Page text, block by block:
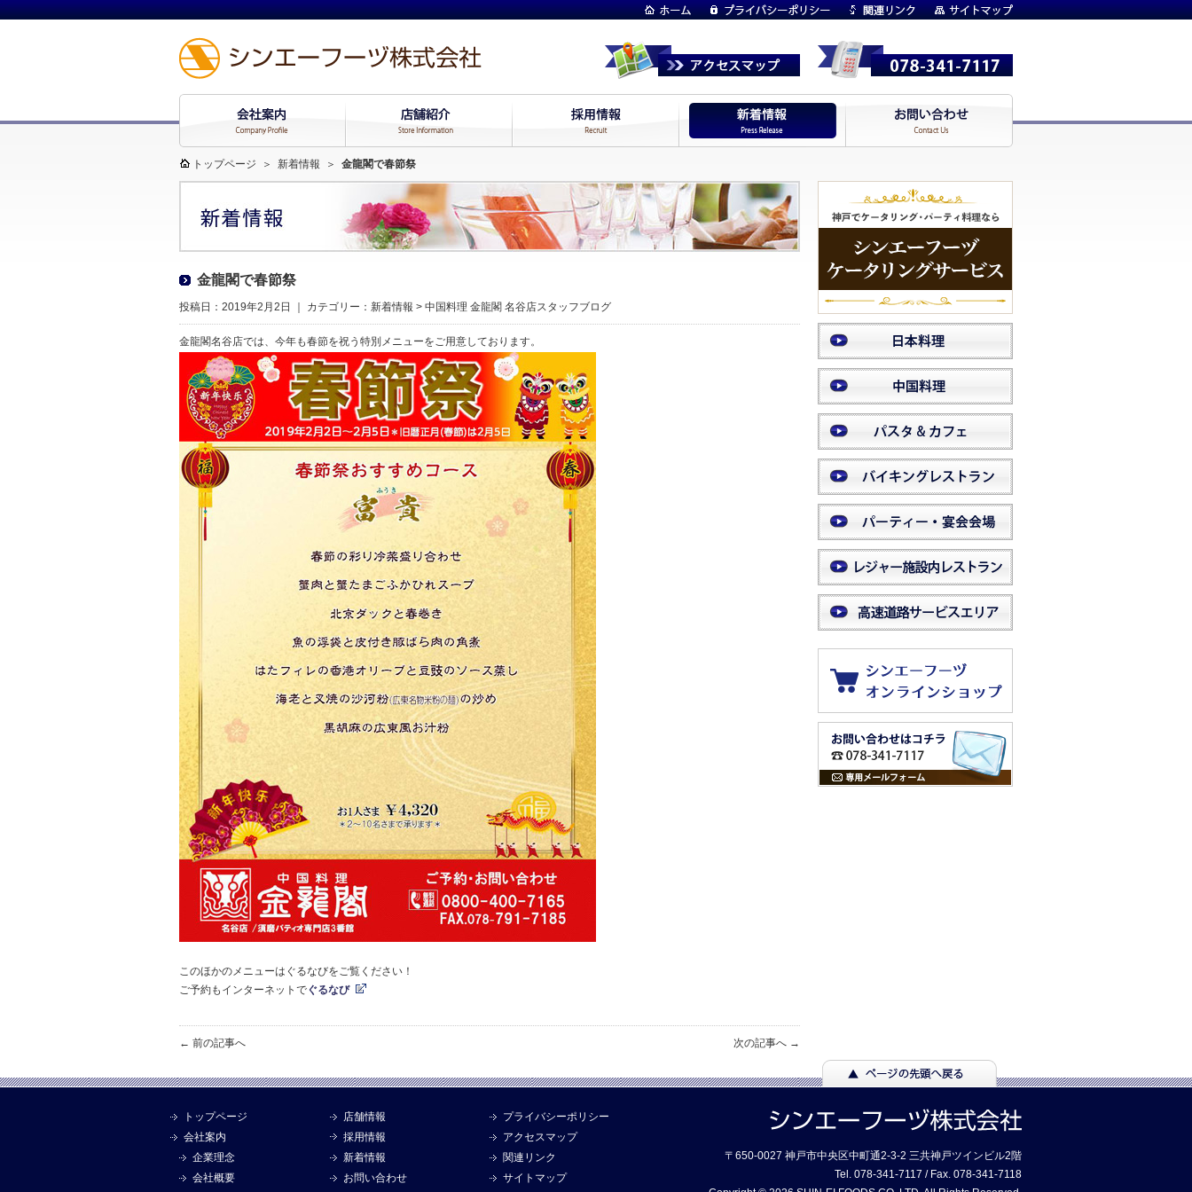
トップページ ＞ 新着情報 ＞ 金龍閣で春節祭
金龍閣で春節祭
投稿日：2019年2月2日 ｜ カテゴリー： 新着情報 > 中国料理 金龍閣 名谷店スタッフブログ
金龍閣名谷店では、今年も春節を祝う特別メニューをご用意しております。
このほかのメニューはぐるなびをご覧ください！
ご予約もインターネットで ぐるなび
← 前の記事へ 次の記事へ →
トップページ
会社案内
企業理念
会社概要
店舗情報
採用情報
新着情報
お問い合わせ
プライバシーポリシー
アクセスマップ
関連リンク
サイトマップ
〒650-0027 神戸市中央区中町通2-3-2 三共神戸ツインビル2階
Tel. 078-341-7117 / Fax. 078-341-7118